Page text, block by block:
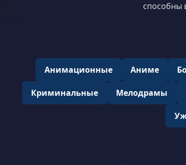
способны
Анимационные Аниме
Криминальные Мелодрамы